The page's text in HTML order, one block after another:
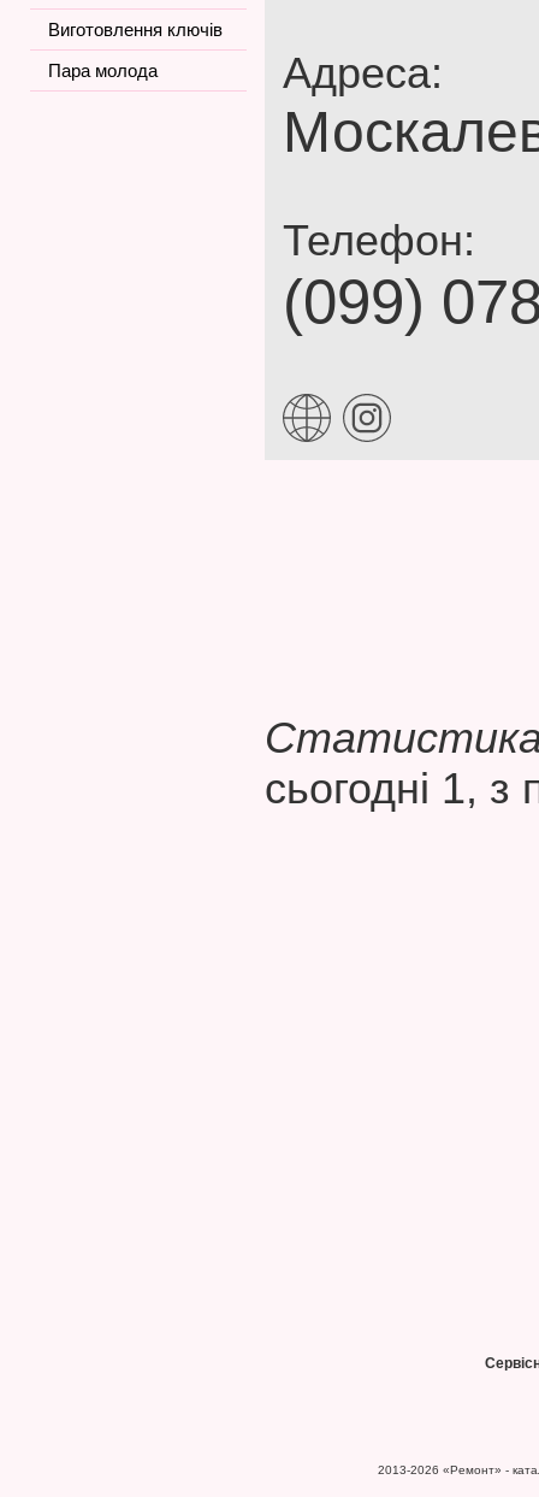
Виготовлення ключів
Пара молода
Адреса:
Телефон:
(099)
Статистика
сьогодні 1, з
2013-2026 «Ремонт» -